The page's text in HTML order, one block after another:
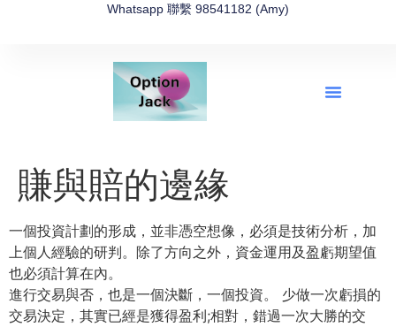
Whatsapp 聯繫 98541182 (Amy)
賺與賠的邊緣
一個投資計劃的形成，並非憑空想像，必須是技術分析， 加
上個人經驗的研判。除了方向之外， 資金運用及盈虧期望值
也必須計算在內。
進行交易與否，也是一個決斷，一個投資。 少做一次虧損的
交易決定，其實已經是獲得盈利;相對， 錯過一次大勝的交